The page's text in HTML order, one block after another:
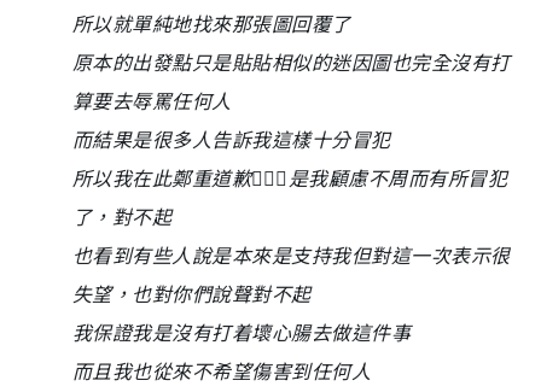
所以就單純地找來那張圖回覆了
原本的出發點只是貼貼相似的迷因圖也完全沒有打
算要去辱罵任何人
而結果是很多人告訴我這樣十分冒犯
所以我在此鄭重道歉🙇🏻‍♂️是我顧慮不周而有所冒犯
了，對不起
也看到有些人說是本來是支持我但對這一次表示很
失望，也對你們說聲對不起
我保證我是沒有打着壞心腸去做這件事
而且我也從來不希望傷害到任何人